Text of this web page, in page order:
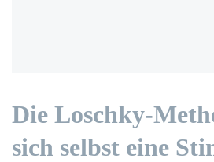
Die Loschky-
sich selbst eine